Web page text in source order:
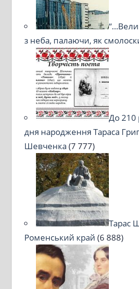
з неба, палаючи, як
До 210
дня народження Тараса
Шевченка (7 777)
Тарас
Роменський край (6 888)